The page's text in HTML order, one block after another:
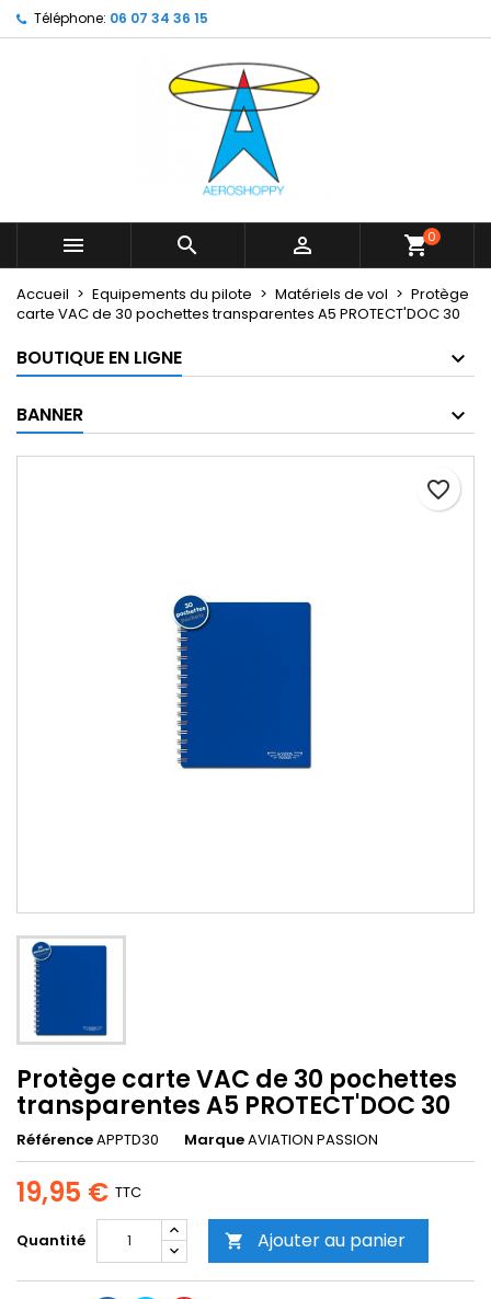
Téléphone: 06 07 34 36 15
   shopping_cart0
Accueil Equipements du pilote Matériels de vol
Protège
carte VAC de 30 pochettes transparentes A5 PROTECT'DOC 30
BOUTIQUE EN LIGNE
BANNER
Protège carte VAC de 30 pochettes
transparentes A5 PROTECT'DOC 30
RéférenceAPPTD30 MarqueAVIATION PASSION
19,95 € TTC
Quantité  Ajouter au panier
favorite_border
My wishlists ×
Create new list
Créer une liste d'envies ×
Nom de la liste d'envies
Connexion ×
Vous devez être connecté pour ajouter des produits
Annuler